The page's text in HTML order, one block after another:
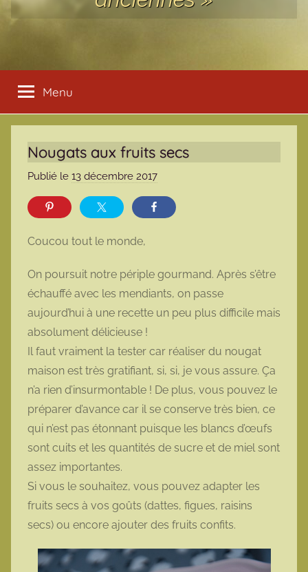
Menu
Nougats aux fruits secs
Publié le 13 décembre 2017
a
m
o
t
e
Coucou tout le monde,
On poursuit notre périple gourmand. Après s’être
échauffé avec les mendiants, on passe
aujourd’hui à une recette un peu plus difficile mais
absolument délicieuse !
Il faut vraiment la tester car réaliser du nougat
maison est très gratifiant, si, si, je vous assure. Ça
n’a rien d’insurmontable ! De plus, vous pouvez le
préparer d’avance car il se conserve très bien, ce
qui n’est pas étonnant puisque les blancs d’œufs
sont cuits et les quantités de sucre et de miel sont
assez importantes.
Si vous le souhaitez, vous pouvez adapter les
fruits secs à vos goûts (dattes, figues, raisins
secs) ou encore ajouter des fruits confits.